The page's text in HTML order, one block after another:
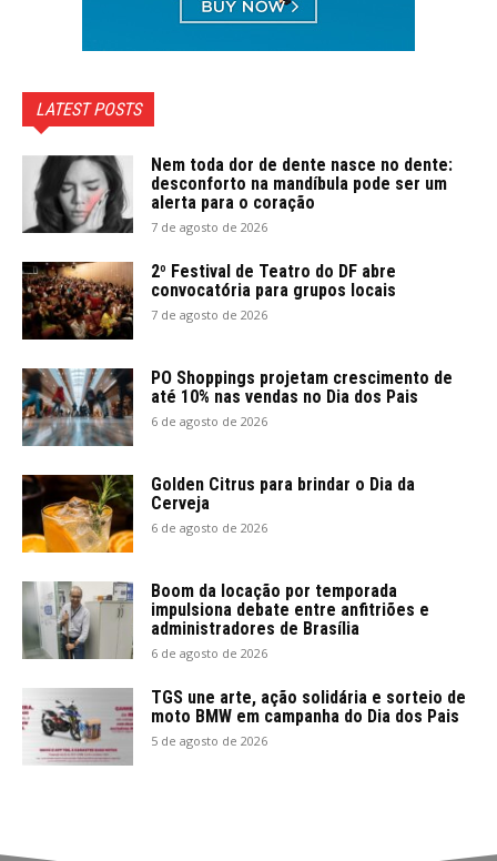
LATEST POSTS
Nem toda dor de dente nasce no dente:
desconforto na mandíbula pode ser um
alerta para o coração
7 de agosto de 2026
2º Festival de Teatro do DF abre
convocatória para grupos locais
7 de agosto de 2026
PO Shoppings projetam crescimento de
até 10% nas vendas no Dia dos Pais
6 de agosto de 2026
Golden Citrus para brindar o Dia da
Cerveja
6 de agosto de 2026
Boom da locação por temporada
impulsiona debate entre anfitriões e
administradores de Brasília
6 de agosto de 2026
TGS une arte, ação solidária e sorteio de
moto BMW em campanha do Dia dos Pais
5 de agosto de 2026